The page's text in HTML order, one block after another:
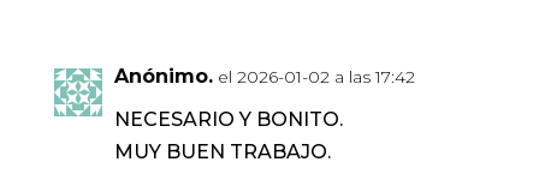
Anónimo. el 2026-01-02 a las 17:42
NECESARIO Y BONITO.
MUY BUEN TRABAJO.